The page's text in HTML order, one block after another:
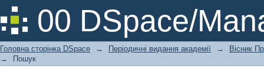
00 DSpace/
Пошук
Головна сторінка DSpace → Періодичні видання академії →
Вісник
→
Пошук